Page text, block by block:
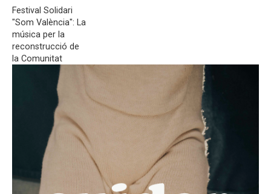
Festival Solidari
"Som València": La
música per la
reconstrucció de
la Comunitat